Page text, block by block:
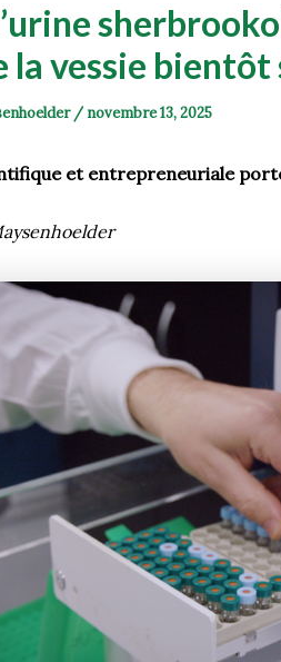
la vessie
/ novembre 13, 2025
et entrepreneuriale